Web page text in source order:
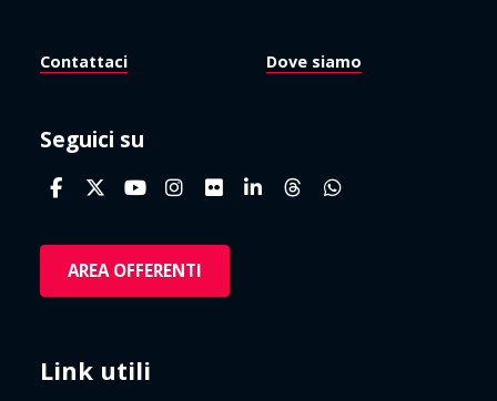
Contattaci Dove siamo
Seguici su
AREA OFFERENTI
Link utili